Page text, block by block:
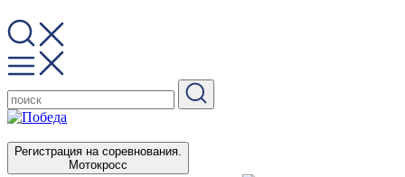
Регистрация на соревнования.
Мотокросс